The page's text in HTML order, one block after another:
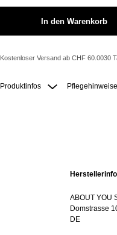
In den Warenkorb
Kostenloser Versand ab CHF 60.0030
Produktinfos Pflegehinweise
ABOUT YOU
Domstrasse
DE